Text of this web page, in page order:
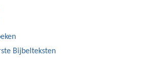
Bijbelteksten